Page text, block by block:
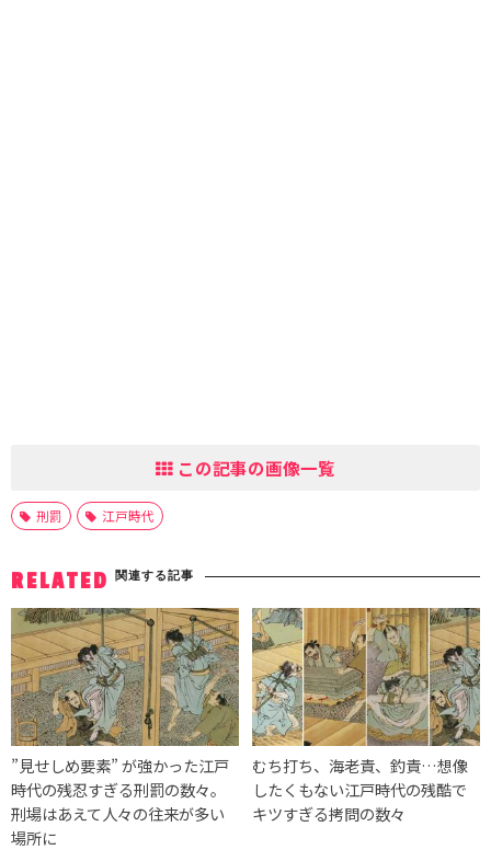
この記事の画像一覧
刑罰 江戸時代
RELATED 関連する記事
”見せしめ要素” が強かった江戸
時代の残忍すぎる刑罰の数々。
刑場はあえて人々の往来が多い
場所に
むち打ち、海老責、釣責…想像
したくもない江戸時代の残酷で
キツすぎる拷問の数々